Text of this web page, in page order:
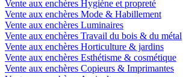
Vente aux enchères Hygiène et propreté
Vente aux enchères Mode & Habillement
Vente aux enchères Luminaires
Vente aux enchères Travail du bois & du métal
Vente aux enchères Horticulture & jardins
Vente aux enchères Esthétisme & cosmétique
Vente aux enchères Copieurs & Imprimantes